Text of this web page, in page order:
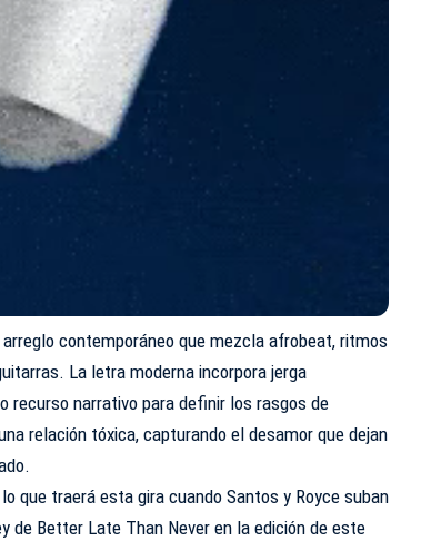
contemporáneo que mezcla afrobeat, ritmos
La letra moderna incorpora jerga
recurso narrativo para definir los rasgos de
relación tóxica, capturando el desamor que dejan
que traerá esta gira cuando Santos y Royce suban
de Better Late Than Never en la edición de este